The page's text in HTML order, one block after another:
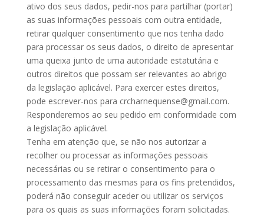
ativo dos seus dados, pedir-nos para partilhar (portar)
as suas informações pessoais com outra entidade,
retirar qualquer consentimento que nos tenha dado
para processar os seus dados, o direito de apresentar
uma queixa junto de uma autoridade estatutária e
outros direitos que possam ser relevantes ao abrigo
da legislação aplicável. Para exercer estes direitos,
pode escrever-nos para crcharnequense@gmail.com.
Responderemos ao seu pedido em conformidade com
a legislação aplicável.
Tenha em atenção que, se não nos autorizar a
recolher ou processar as informações pessoais
necessárias ou se retirar o consentimento para o
processamento das mesmas para os fins pretendidos,
poderá não conseguir aceder ou utilizar os serviços
para os quais as suas informações foram solicitadas.